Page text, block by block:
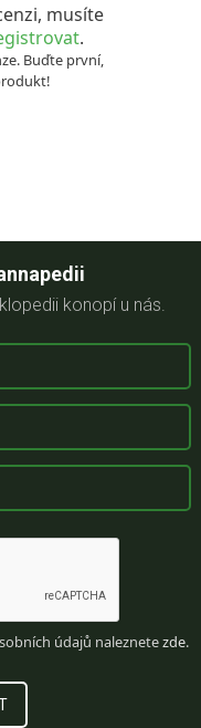
musíte
.
Buďte první,
konopí u nás.
údajů naleznetezde.